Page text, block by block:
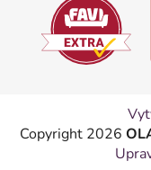
Copyright 2026